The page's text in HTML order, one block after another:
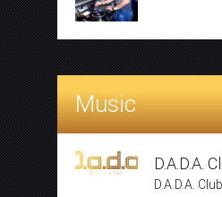
Music
D.A.D.A.
D.A.D.A. Club